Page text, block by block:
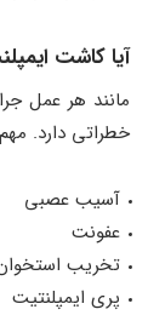
آیا کاشت
مانند هر عمل
خطراتی دارد.
آسیب عصبی
عفونت
تخریب
پری ایمپلنتیت